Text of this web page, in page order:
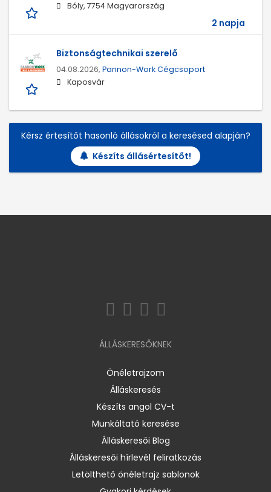
Bóly, 7754 Magyarország
2 napja
Biztonságtechnikai szerelő
04.08.2026, Pannon-Work Cégcsoport
Kaposvár
Kérsz értesítőt hasonló állásokról a keresésed alapján?
Készíts állásértesítőt!
ÁLLÁSKERESŐKNEK
Önéletrajzom
Álláskeresés
Készíts angol CV-t
Munkáltató keresése
Álláskeresői Blog
Álláskeresői hírlevél feliratkozás
Letölthető önéletrajz sablonok